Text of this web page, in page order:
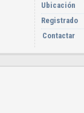
Ubicación
Registrado
Contactar